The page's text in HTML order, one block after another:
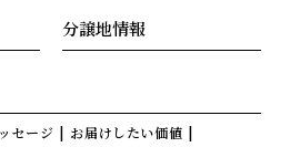
分譲地情報
セージ お届けしたい価値